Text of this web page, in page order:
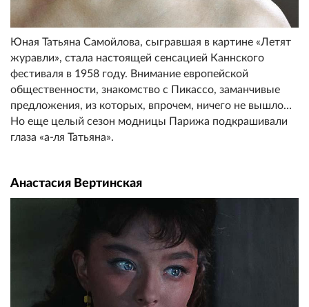
Юная Татьяна Самойлова, сыгравшая в картине «Летят
журавли», стала настоящей сенсацией Каннского
фестиваля в 1958 году. Внимание европейской
общественности, знакомство с Пикассо, заманчивые
предложения, из которых, впрочем, ничего не вышло…
Но еще целый сезон модницы Парижа подкрашивали
глаза «а-ля Татьяна».
Анастасия Вертинская